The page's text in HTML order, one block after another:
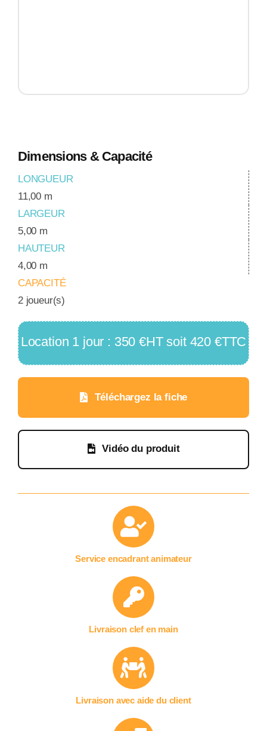
Dimensions & Capacité
LONGUEUR
11,00 m
LARGEUR
5,00 m
HAUTEUR
4,00 m
CAPACITÉ
2 joueur(s)
Location 1 jour : 350 €HT soit 420 €TTC
Téléchargez la fiche
Vidéo du produit
Service encadrant animateur
Livraison clef en main
Livraison avec aide du client